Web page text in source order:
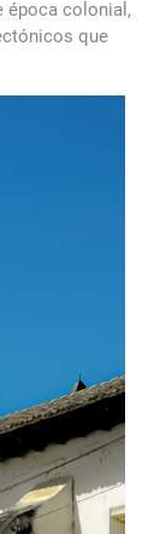
época colonial,
que